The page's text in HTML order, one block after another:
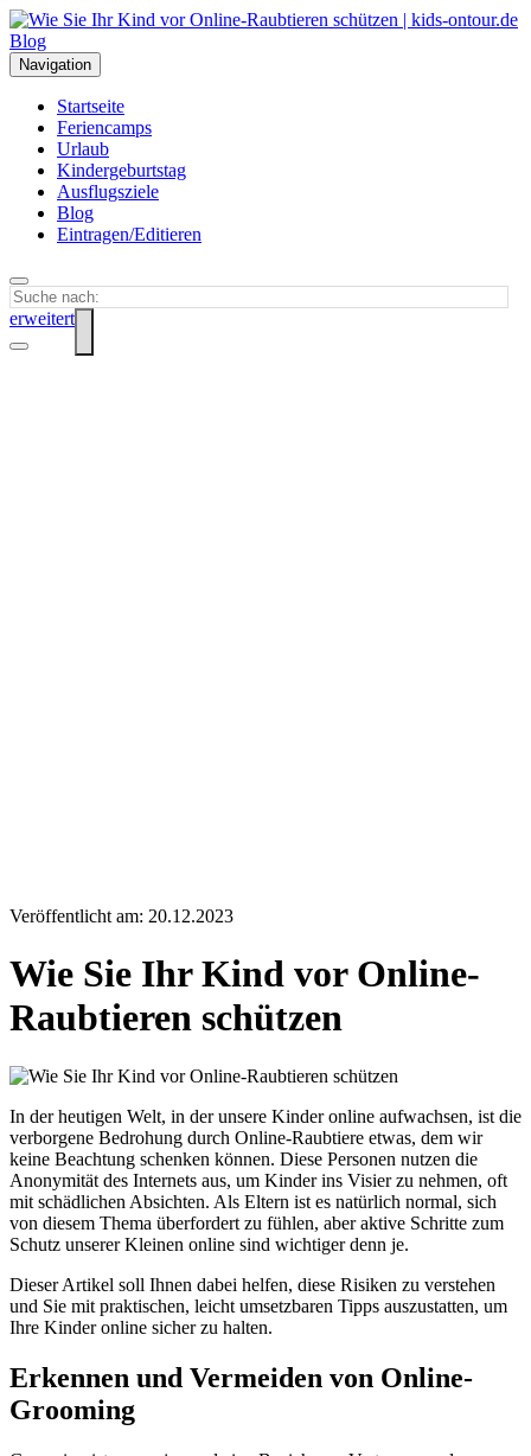
Navigation
Startseite
Feriencamps
Urlaub
Kindergeburtstag
Ausflugsziele
Blog
Eintragen/Editieren
erweitert
Veröffentlicht am: 20.12.2023
Wie Sie Ihr Kind vor Online-
Raubtieren schützen
In der heutigen Welt, in der unsere Kinder online aufwachsen, ist die
verborgene Bedrohung durch Online-Raubtiere etwas, dem wir
keine Beachtung schenken können. Diese Personen nutzen die
Anonymität des Internets aus, um Kinder ins Visier zu nehmen, oft
mit schädlichen Absichten. Als Eltern ist es natürlich normal, sich
von diesem Thema überfordert zu fühlen, aber aktive Schritte zum
Schutz unserer Kleinen online sind wichtiger denn je.
Dieser Artikel soll Ihnen dabei helfen, diese Risiken zu verstehen
und Sie mit praktischen, leicht umsetzbaren Tipps auszustatten, um
Ihre Kinder online sicher zu halten.
Erkennen und Vermeiden von Online-
Grooming